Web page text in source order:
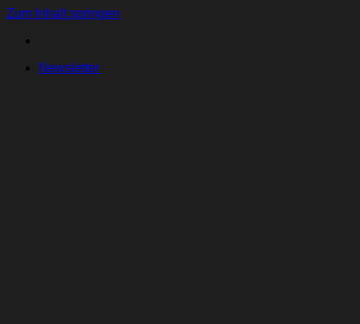
Zum Inhalt springen
Newsletter